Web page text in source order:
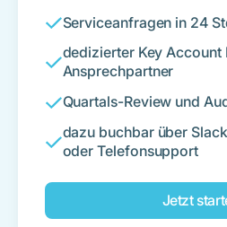
Serviceanfragen in 24
dedizierter Key Account
Ansprechpartner
Quartals-Review und
dazu buchbar über
oder Telefonsupport
Jetzt